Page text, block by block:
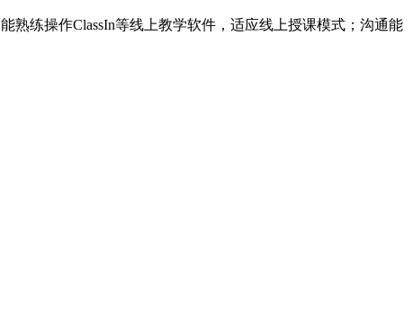
熟练操作ClassIn等线上教学软件，适应线上授课模式；沟通能